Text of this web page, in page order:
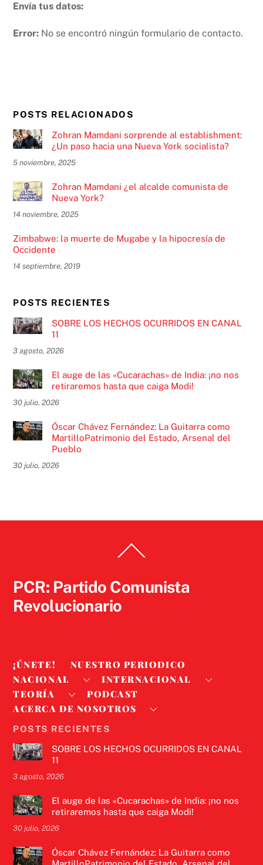
Envía tus datos:
Error: No se encontró ningún formulario de contacto.
POSTS RELACIONADOS
Zohran Mamdani sorprende al establishment:
¿Un paso hacia una Nueva York socialista?
5 noviembre, 2025
Zohran Mamdani ¿el alcalde comunista de
Nueva York?
14 noviembre, 2025
Zimbabwe: la muerte de Mugabe y la hipocresía de
Occidente
14 septiembre, 2019
POSTS RECIENTES
SOBRE LOS HECHOS OCURRIDOS EN CANAL
11
3 agosto, 2026
El auge de las «Cucarachas» de India: ¡no nos
retiraremos hasta que caiga Modi!
30 julio, 2026
Óscar Chávez Fernández: La Guitarra como
MartilloPatrimonio del Estado, Arsenal del
Pueblo
30 julio, 2026
To
PCR: Partido Comunista
Revolucionario
¡ÚNETE!
NUESTRO PERIODICO
NACIONAL
INTERNACIONAL
TEORÍA
PODCAST
ACERCA DE NOSOTROS
POSTS RECIENTES
SOBRE LOS HECHOS OCURRIDOS EN CANAL
11
3 agosto, 2026
El auge de las «Cucarachas» de India: ¡no nos
retiraremos hasta que caiga Modi!
30 julio, 2026
Óscar Chávez Fernández: La Guitarra como